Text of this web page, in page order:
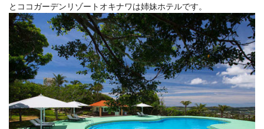
とココガーデンリゾートオキナワは姉妹ホテルです。